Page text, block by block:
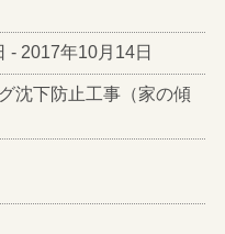
- 2017年10月14日
沈下防止工事（家の傾